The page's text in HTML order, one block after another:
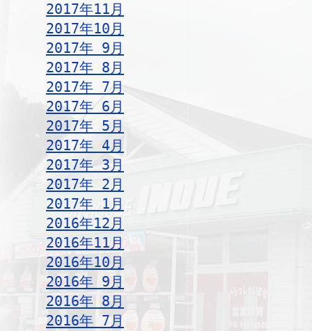
2017年11月
2017年10月
2017年 9月
2017年 8月
2017年 7月
2017年 6月
2017年 5月
2017年 4月
2017年 3月
2017年 2月
2017年 1月
2016年12月
2016年11月
2016年10月
2016年 9月
2016年 8月
2016年 7月